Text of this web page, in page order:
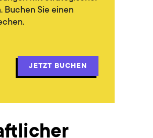
Buchen Sie einen
JETZT BUCHEN